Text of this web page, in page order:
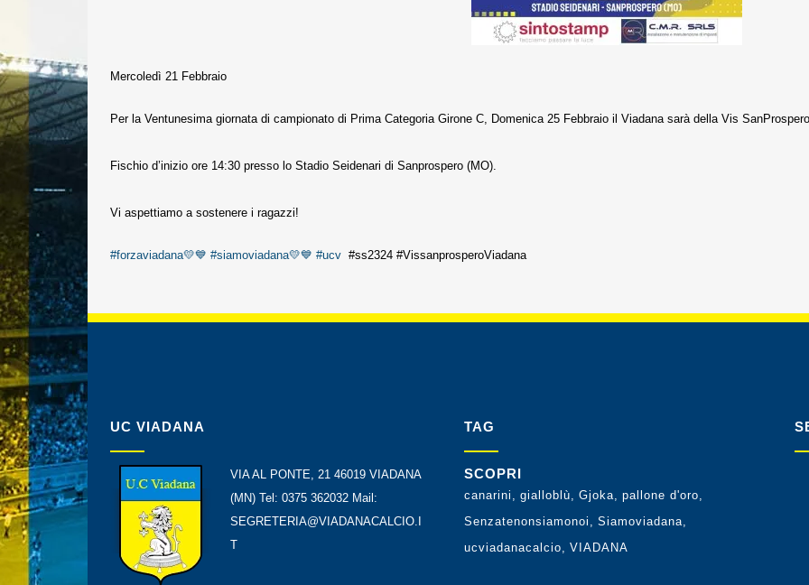
Mercoledì 21 Febbraio
Per la Ventunesima giornata di campionato di Prima Categoria Girone C, Domenica 25 Febbraio il Viadana sarà della Vis
Fischio d’inizio ore 14:30 presso lo Stadio Seidenari di Sanprospero (MO).
Vi aspettiamo a sostenere i ragazzi!
#forzaviadana💛💙 #siamoviadana💛💙 #ucv #ss2324 #VissanprosperoViadana
UC VIADANA
VIA AL PONTE, 21 46019 VIADANA
(MN) Tel: 0375 362032 Mail:
SEGRETERIA@VIADANACALCIO.I
T
TAG
SCOPRI
canarini gialloblù Gjoka
pallone d'oro
Senzatenonsiamonoi
Siamoviadana
ucviadanacalcio
VIADANA